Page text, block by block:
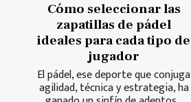
Cómo seleccionar las
zapatillas de pádel
ideales para cada tipo de
jugador
El pádel, ese deporte que conjuga
agilidad, técnica y estrategia, ha